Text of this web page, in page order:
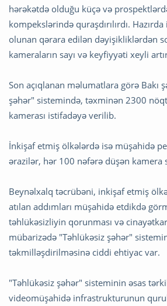
hərəkətdə olduğu küçə və
kompekslərində quraşdırılırdı.
olunan qərara edilən dəyişikliklərdən
kameraların sayı və keyfiyyəti xeyli
Son açıqlanan məlumatlara görə Bakı
şəhər" sistemində, təxminən 2300
kamerası istifadəyə verilib.
İnkişaf etmiş ölkələrdə isə müşahidə
ərazilər, hər 100 nəfərə düşən kamera
Beynəlxalq təcrübəni, inkişaf etmiş
atılan addımları müşahidə etdikdə
təhlükəsizliyin qorunması və
mübarizədə "Təhlükəsiz şəhər"
təkmilləşdirilməsinə ciddi ehtiyac var.
"Təhlükəsiz şəhər" sisteminin əsas
videomüşahidə infrastrukturunun